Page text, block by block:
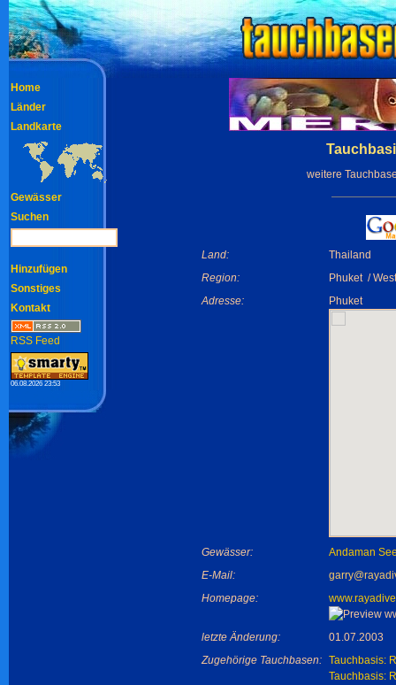
weitere
Land:
Thailand
Region:
Phuket /
Adresse:
Phuket
Gewässer:
Andaman
E-Mail:
Homepage:
letzte Änderung:
01.07.2003
Zugehörige Tauchbasen:
Tauchbasis:
Tauchbasis:
Home
Länder
Landkarte
Gewässer
Suchen
Hinzufügen
Sonstiges
Kontakt
RSS Feed
06.08.2026 23:53